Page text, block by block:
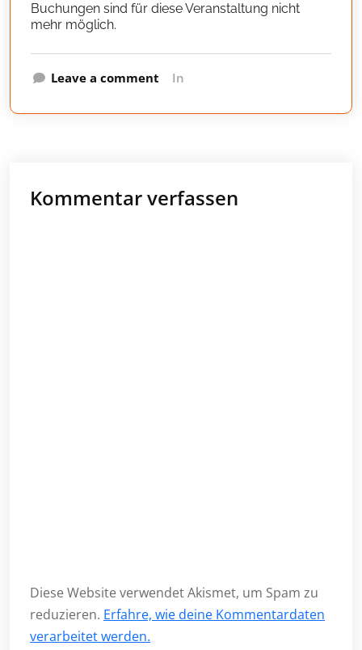
Buchungen sind für diese Veranstaltung nicht
mehr möglich.
Leave a comment In
Kommentar verfassen
Diese Website verwendet Akismet, um Spam zu
reduzieren. Erfahre, wie deine Kommentardaten
verarbeitet werden.